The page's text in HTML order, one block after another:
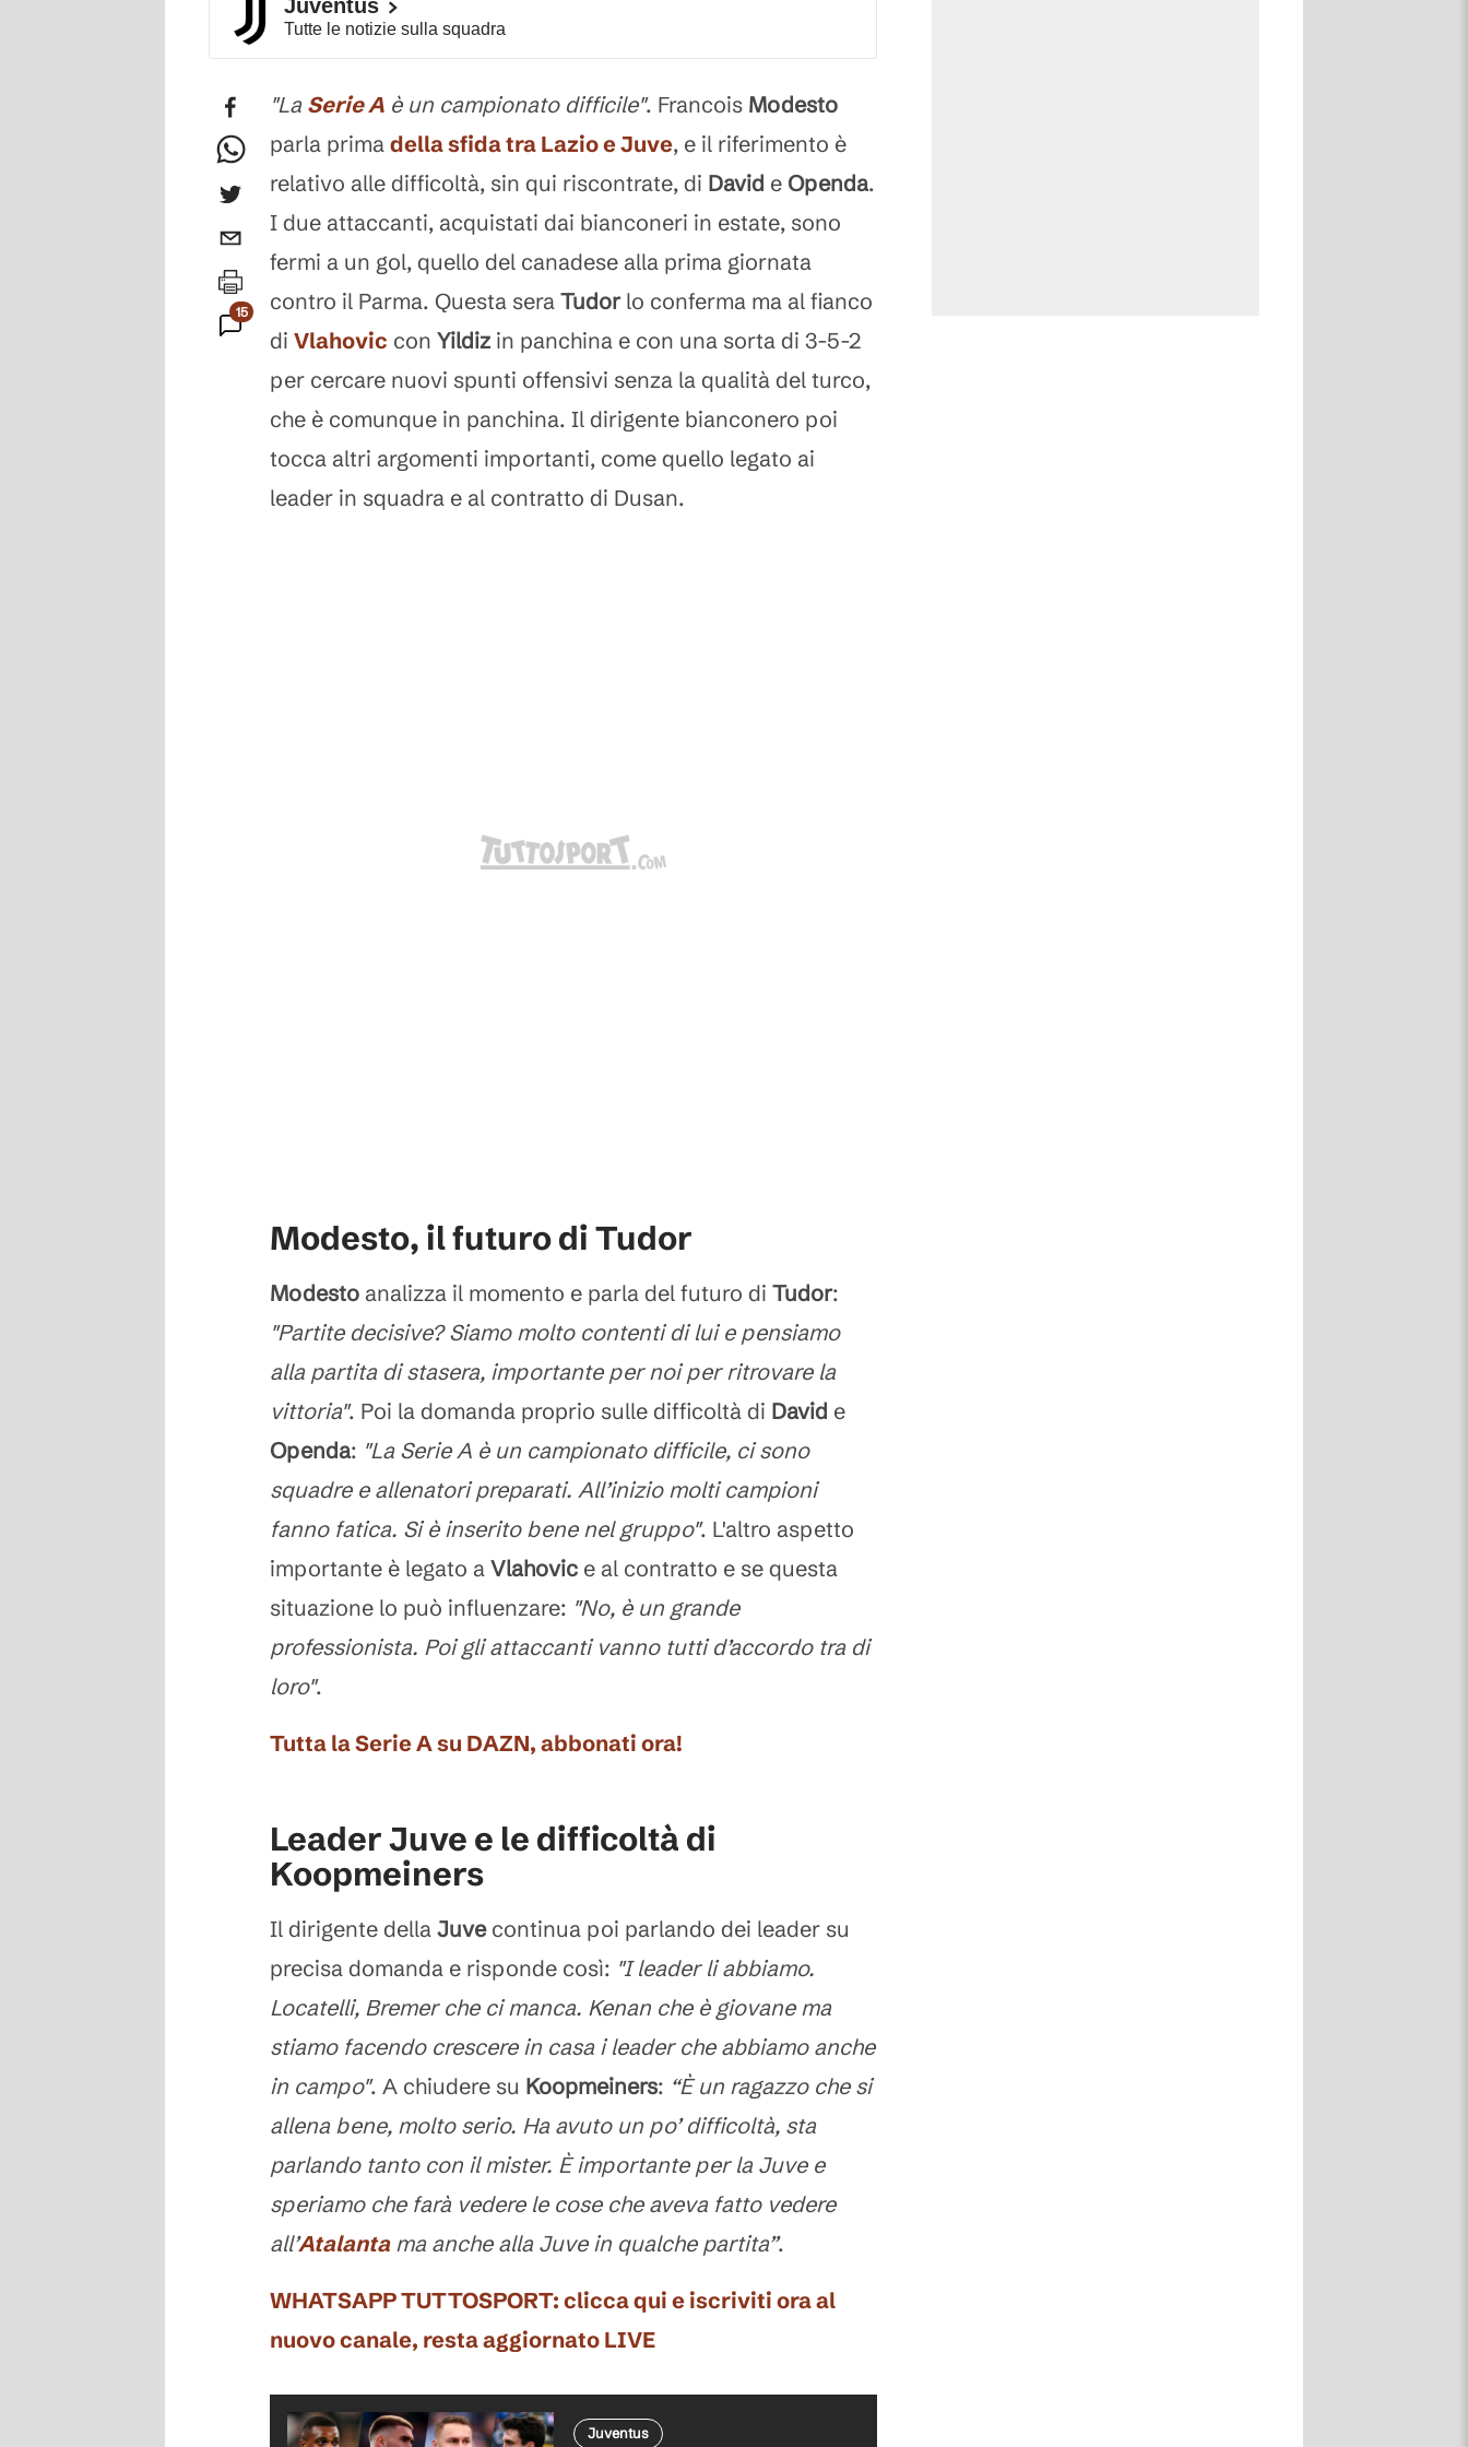
Juventus
Tutte le notizie sulla squadra
15
Commenti
"La Serie A è un campionato difficile". Francois Modesto
parla prima della sfida tra LazioeJuve, e il riferimento è
relativo alle difficoltà, sin qui riscontrate, di David e Openda.
I due attaccanti, acquistati dai bianconeri in estate, sono
fermi a un gol, quello del canadese alla prima giornata
contro il Parma. Questa sera Tudorlo conferma ma al fianco
di Vlahovic con Yildiz in panchina e con una sorta di 3-5-2
per cercare nuovi spunti offensivi senza la qualità del turco,
che è comunque in panchina. Il dirigente bianconero poi
tocca altri argomenti importanti, come quello legato ai
leader in squadra e al contratto di Dusan.
Modesto, il futuro di Tudor
Modesto analizza il momento e parla del futuro di Tudor:
"Partite decisive? Siamo molto contenti di lui e pensiamo
alla partita di stasera, importante per noi per ritrovare la
vittoria". Poi la domanda proprio sulle difficoltà di David e
Openda: "La Serie A è un campionato difficile, ci sono
squadre e allenatori preparati. All’inizio molti campioni
fanno fatica. Si è inserito bene nel gruppo". L'altro aspetto
importante è legato a Vlahovic e al contratto e se questa
situazione lo può influenzare: "No, è un grande
professionista. Poi gli attaccanti vanno tutti d’accordo tra di
loro".
Tutta la Serie A su DAZN, abbonati ora!
Leader Juve e le difficoltà di
Koopmeiners
Il dirigente della Juve continua poi parlando dei leader su
precisa domanda e risponde così: "I leader li abbiamo.
Locatelli, Bremer che ci manca. Kenan che è giovane ma
stiamo facendo crescere in casa i leader che abbiamo anche
in campo". A chiudere su Koopmeiners: “È un ragazzo che si
allena bene, molto serio. Ha avuto un po’ difficoltà, sta
parlando tanto con il mister. È importante per la Juve e
speriamo che farà vedere le cose che aveva fatto vedere
all’Atalantama anche alla Juve in qualche partita”.
WHATSAPP TUTTOSPORT: clicca qui e iscriviti ora al
nuovo canale, resta aggiornato LIVE
Juventus